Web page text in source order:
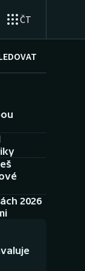
ČT
2026